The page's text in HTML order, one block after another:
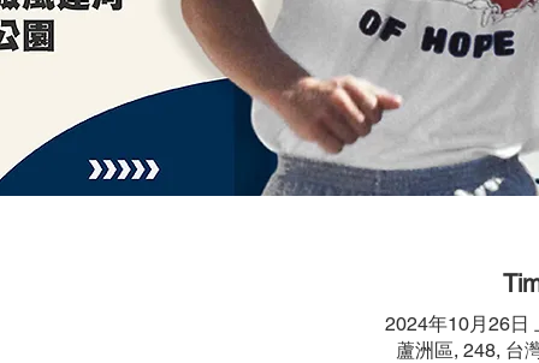
2024年10月26日
蘆洲區, 248, 台